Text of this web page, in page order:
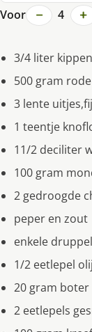
Voor − 4 +
3/4 liter
500 gram
3 lente
1 teentje
11/2 deciliter
100 gram
2 gedroogde
peper en zout
enkele
1/2 eetlepel
20 gram boter
2 eetlepels